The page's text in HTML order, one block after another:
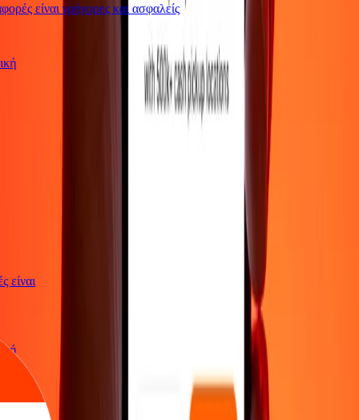
είναι γρήγορες και ασφαλείς
είναι